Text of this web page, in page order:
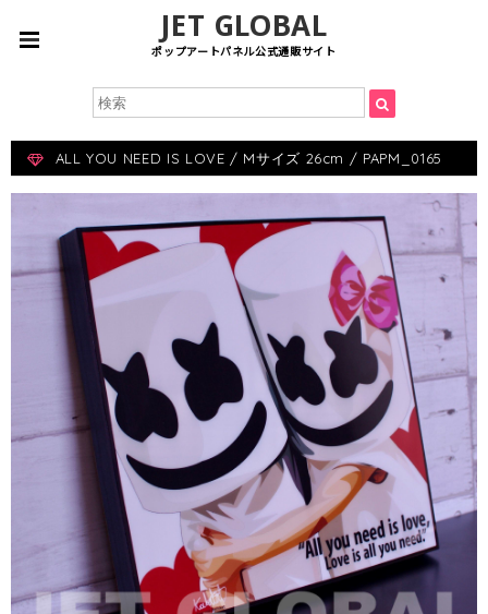
JET GLOBAL
ポップアートパネル公式通販サイト
ALL YOU NEED IS LOVE / Mサイズ 26cm / PAPM_0165